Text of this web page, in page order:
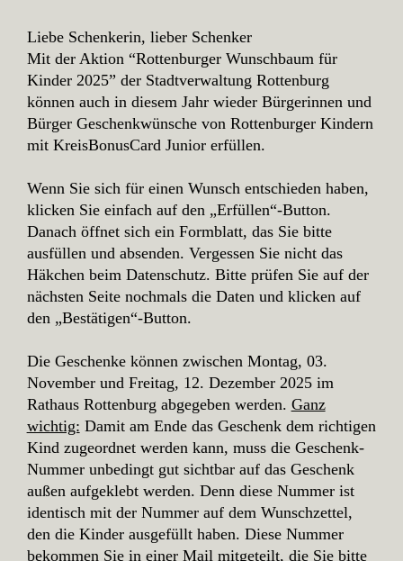
Liebe Schenkerin, lieber Schenker
Mit der Aktion “Rottenburger Wunschbaum für
Kinder 2025” der Stadtverwaltung Rottenburg
können auch in diesem Jahr wieder Bürgerinnen und
Bürger Geschenkwünsche von Rottenburger Kindern
mit KreisBonusCard Junior erfüllen.
Wenn Sie sich für einen Wunsch entschieden haben,
klicken Sie einfach auf den „Erfüllen“-Button.
Danach öffnet sich ein Formblatt, das Sie bitte
ausfüllen und absenden. Vergessen Sie nicht das
Häkchen beim Datenschutz. Bitte prüfen Sie auf der
nächsten Seite nochmals die Daten und klicken auf
den „Bestätigen“-Button.
Die Geschenke können zwischen Montag, 03.
November und Freitag, 12. Dezember 2025 im
Rathaus Rottenburg abgegeben werden. Ganz
wichtig: Damit am Ende das Geschenk dem richtigen
Kind zugeordnet werden kann, muss die Geschenk-
Nummer unbedingt gut sichtbar auf das Geschenk
außen aufgeklebt werden. Denn diese Nummer ist
identisch mit der Nummer auf dem Wunschzettel,
den die Kinder ausgefüllt haben. Diese Nummer
bekommen Sie in einer Mail mitgeteilt, die Sie bitte